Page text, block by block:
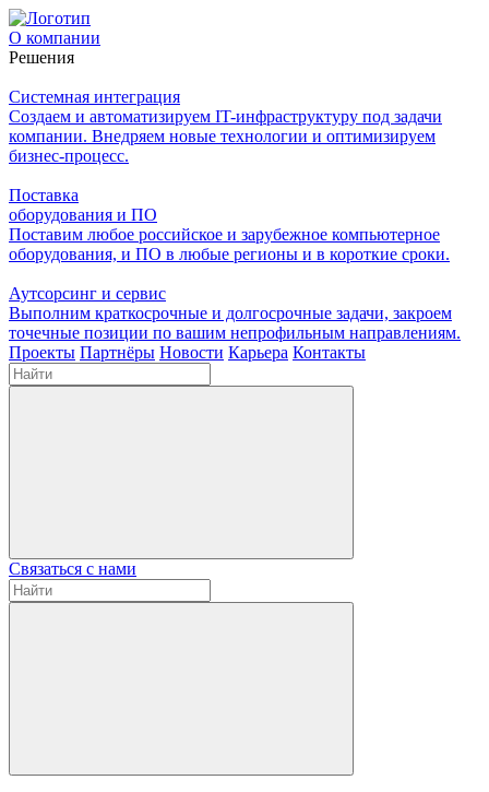
О компании
Решения
Системная интеграция
Создаем и автоматизируем IT-инфраструктуру под задачи
компании. Внедряем новые технологии и оптимизируем
бизнес-процесс.
Поставка
оборудования и ПО
Поставим любое российское и зарубежное компьютерное
оборудования, и ПО в любые регионы и в короткие сроки.
Аутсорсинг и сервис
Выполним краткосрочные и долгосрочные задачи, закроем
точечные позиции по вашим непрофильным направлениям.
Проекты Партнёры Новости Карьера Контакты
Связаться с нами